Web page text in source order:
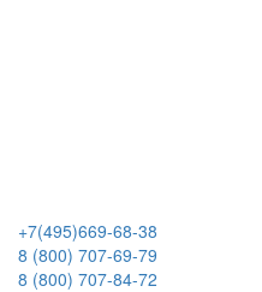
+7(495)669-68-38
8 (800) 707-69-79
8 (800) 707-84-72